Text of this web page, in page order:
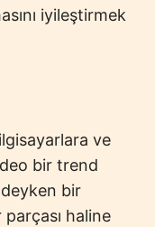
iyileştirmek
ve
bir trend
bir
parçası haline